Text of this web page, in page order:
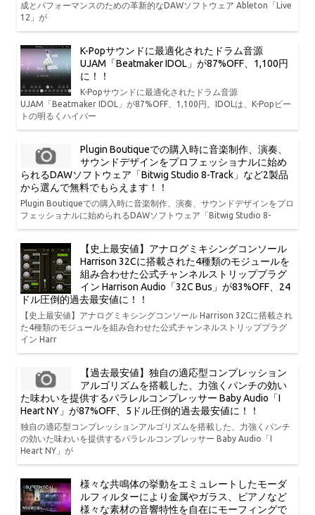
成とパフォーマンスのための革新的なDAWソフトウェア Ableton「Live
12」が
K-Popサウンドに最適化されたドラム音源
UJAM「Beatmaker IDOL」が87%OFF、1,100円
に！！
K-Popサウンドに最適化されたドラム音源
UJAM「Beatmaker IDOL」が87%OFF、1,100円。IDOLは、K-Popビー
トの明るくハイパー
Plugin Boutiqueでの購入時に音楽制作、演奏、
サウンドデザインをプロフェッショナルに始め
られるDAWソフトウェア「Bitwig Studio 8-Track」など2製品
から選んで無料でもらえます！！
Plugin Boutiqueでの購入時に音楽制作、演奏、サウンドデザインをプロ
フェッショナルに始められるDAWソフトウェア「Bitwig Studio 8-
【史上最安値】アナログミキシングコンソール
Harrison 32Cに搭載された4種類のモジュールを
組み合わせた公式チャンネルストリッププラグ
イン Harrison Audio「32C Bus」が83%OFF、24
ドル圧倒的過去最安値に！！
【史上最安値】アナログミキシングコンソール Harrison 32Cに搭載され
た4種類のモジュールを組み合わせた公式チャンネルストリッププラグ
イン Harr
【過去最安値】独自の適応型コンプレッション
アルゴリズムを搭載した、力強くパンチの効い
た味わいを提供するパラレルコンプレッサー Baby Audio「I
Heart NY」が87%OFF、5ドル圧倒的過去最安値に！！
独自の適応型コンプレッションアルゴリズムを搭載した、力強くパンチ
の効いた味わいを提供するパラレルコンプレッサー Baby Audio「I
Heart NY」が
様々な共鳴体の挙動をエミュレートしたモーダ
ルフィルターにより金属やガラス、ピアノなど
様々な素材の音響特性を自在にモーフィングで